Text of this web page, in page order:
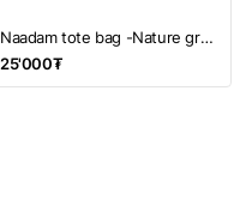
Naadam tote bag -Nature grow warrior
25'000₮